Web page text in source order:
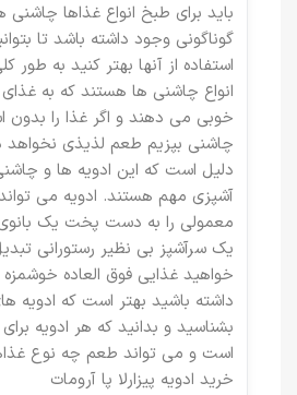
باید برای طبخ انواع غذاها چاشنی
گوناگونی وجود داشته باشد تا
استفاده از آنها بهتر کنید به طور
انواع چاشنی ها هستند که به
خوبی می دهند و اگر غذا را بدون
چاشنی بپزیم طعم لذیذی
دلیل است که این ادویه ها و
آشپزی مهم هستند. ادویه می
معمولی را به دست پخت یک بانوی
یک سرآشپز بی نظیر رستورانی
خواهید غذایی فوق العاده
داشته باشید بهتر است که ادویه
بشناسید و بدانید که هر ادویه
است و می تواند طعم چه نوع
خرید ادویه پیزارلا پا آرومات